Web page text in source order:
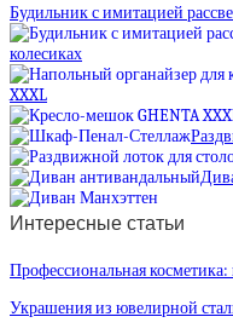
Будильник с имитацией
колесиках
XXXL
Интересные статьи
Профессиональная
Украшения из ювелирной